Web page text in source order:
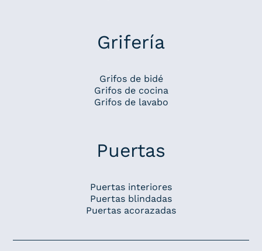
Grifería
Grifos de bidé
Grifos de cocina
Grifos de lavabo
Puertas
Puertas interiores
Puertas blindadas
Puertas acorazadas